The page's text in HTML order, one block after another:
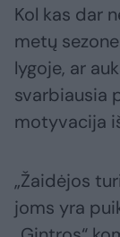
Kol kas dar
metų
lygoje, ar
svarbiausia
motyvacija
„Žaidėjos
joms yra